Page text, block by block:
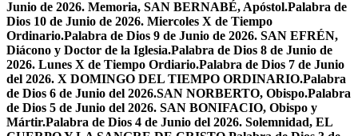
Junio de 2026. Memoria, SAN BERNABÉ, Apóstol.Palabra de
Dios 10 de Junio de 2026. Miercoles X de Tiempo
Ordinario.Palabra de Dios 9 de Junio de 2026. SAN EFRÉN,
Diácono y Doctor de la Iglesia.Palabra de Dios 8 de Junio de
2026. Lunes X de Tiempo Ordiario.Palabra de Dios 7 de Junio
del 2026. X DOMINGO DEL TIEMPO ORDINARIO.Palabra
de Dios 6 de Junio del 2026.SAN NORBERTO, Obispo.Palabra
de Dios 5 de Junio del 2026. SAN BONIFACIO, Obispo y
Mártir.Palabra de Dios 4 de Junio del 2026. Solemnidad, EL